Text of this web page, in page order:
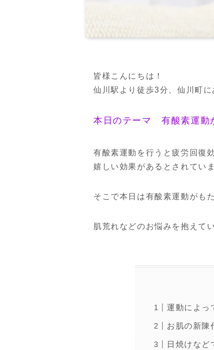
皆様こんにちは！
仙川駅より徒歩3分、仙川町
本日のテーマ 有酸素運動
有酸素運動を行うと疲労回復
嬉しい効果があるとされていま
そこで本日は有酸素運動がも
肌荒れなどのお悩みを抱えて
運動によっ
お肌の新陳
日焼けなど